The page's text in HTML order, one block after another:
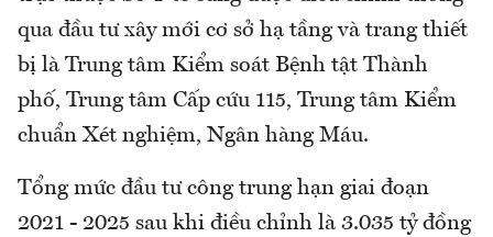
qua đầu tư xây mới cơ sở hạ tầng và trang thiết
bị là Trung tâm Kiểm soát Bệnh tật Thành
phố, Trung tâm Cấp cứu 115, Trung tâm Kiểm
chuẩn Xét nghiệm, Ngân hàng Máu.
Tổng mức đầu tư công trung hạn giai đoạn
2021 - 2025 sau khi điều chỉnh là 3.035 tỷ đồng